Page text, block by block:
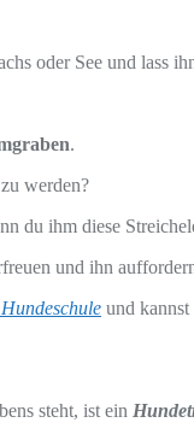
oder See und lass
.
werden?
du ihm diese
und ihn
und
steht, ist ein